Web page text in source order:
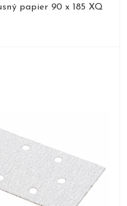
papier 90 x 185 XQ